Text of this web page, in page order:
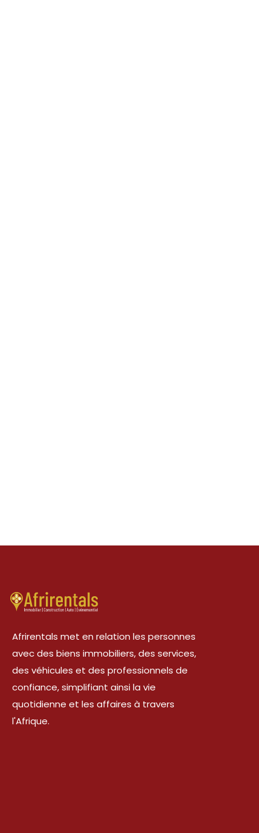
Afrirentals met en relation les personnes
avec des biens immobiliers, des services,
des véhicules et des professionnels de
confiance, simplifiant ainsi la vie
quotidienne et les affaires à travers
l'Afrique.